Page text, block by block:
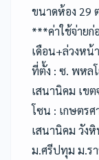
ขนาดห้อง 29
***ค่าใช้จ่าย
เดือน+ล่วงหน้
ที่ตั้ง : ซ. พหล
เสนานิคม เข
โซน : เกษตร
เสนานิคม วัง
ม.ศรีปทุม ม.ร